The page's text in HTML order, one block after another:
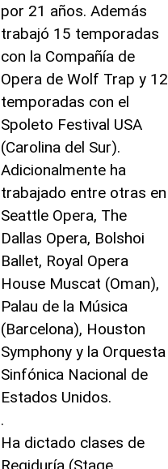
por 21 años. Además
trabajó 15 temporadas
con la Compañía de
Opera de Wolf Trap y 12
temporadas con el
Spoleto Festival USA
(Carolina del Sur).
Adicionalmente ha
trabajado entre otras en
Seattle Opera, The
Dallas Opera, Bolshoi
Ballet, Royal Opera
House Muscat (Oman),
Palau de la Música
(Barcelona), Houston
Symphony y la Orquesta
Sinfónica Nacional de
Estados Unidos.
.
Ha dictado clases de